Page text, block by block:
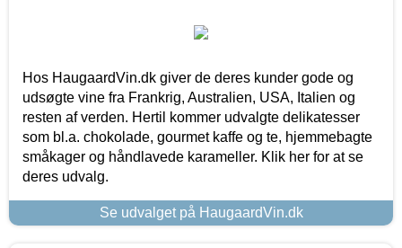
Hos HaugaardVin.dk giver de deres kunder gode og
udsøgte vine fra Frankrig, Australien, USA, Italien og
resten af verden. Hertil kommer udvalgte delikatesser
som bl.a. chokolade, gourmet kaffe og te, hjemmebagte
småkager og håndlavede karameller. Klik her for at se
deres udvalg.
Se udvalget på HaugaardVin.dk